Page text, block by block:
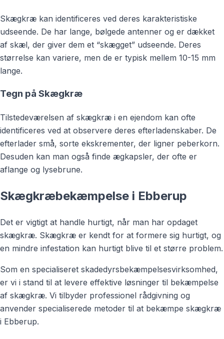
Skægkræ kan identificeres ved deres karakteristiske
udseende. De har lange, bølgede antenner og er dækket
af skæl, der giver dem et “skægget” udseende. Deres
størrelse kan variere, men de er typisk mellem 10-15 mm
lange.
Tegn på Skægkræ
Tilstedeværelsen af skægkræ i en ejendom kan ofte
identificeres ved at observere deres efterladenskaber. De
efterlader små, sorte ekskrementer, der ligner peberkorn.
Desuden kan man også finde ægkapsler, der ofte er
aflange og lysebrune.
Skægkræbekæmpelse i Ebberup
Det er vigtigt at handle hurtigt, når man har opdaget
skægkræ. Skægkræ er kendt for at formere sig hurtigt, og
en mindre infestation kan hurtigt blive til et større problem.
Som en specialiseret skadedyrsbekæmpelsesvirksomhed,
er vi i stand til at levere effektive løsninger til bekæmpelse
af skægkræ. Vi tilbyder professionel rådgivning og
anvender specialiserede metoder til at bekæmpe skægkræ
i Ebberup.